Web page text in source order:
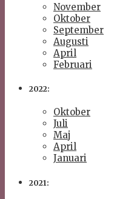
November
Oktober
September
Augusti
April
Februari
2022:
Oktober
Juli
Maj
April
Januari
2021: